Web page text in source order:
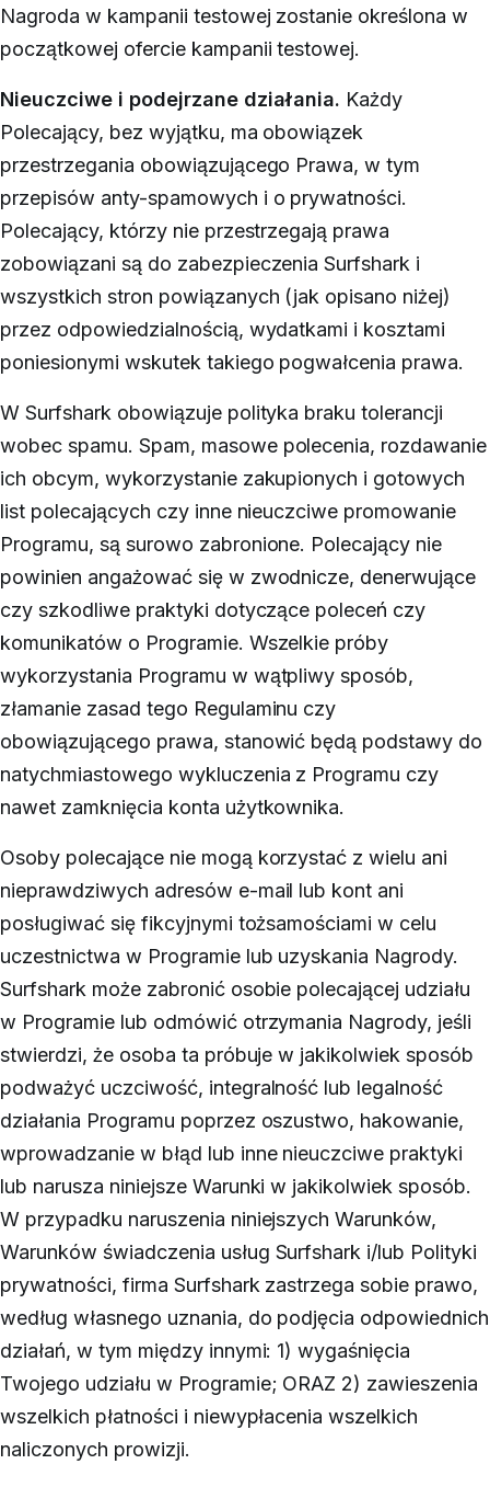
Nagroda w kampanii testowej zostanie określona w
początkowej ofercie kampanii testowej.
Nieuczciwe i podejrzane działania. Każdy
Polecający, bez wyjątku, ma obowiązek
przestrzegania obowiązującego Prawa, w tym
przepisów anty-spamowych i o prywatności.
Polecający, którzy nie przestrzegają prawa
zobowiązani są do zabezpieczenia Surfshark i
wszystkich stron powiązanych (jak opisano niżej)
przez odpowiedzialnością, wydatkami i kosztami
poniesionymi wskutek takiego pogwałcenia prawa.
W Surfshark obowiązuje polityka braku tolerancji
wobec spamu. Spam, masowe polecenia, rozdawanie
ich obcym, wykorzystanie zakupionych i gotowych
list polecających czy inne nieuczciwe promowanie
Programu, są surowo zabronione. Polecający nie
powinien angażować się w zwodnicze, denerwujące
czy szkodliwe praktyki dotyczące poleceń czy
komunikatów o Programie. Wszelkie próby
wykorzystania Programu w wątpliwy sposób,
złamanie zasad tego Regulaminu czy
obowiązującego prawa, stanowić będą podstawy do
natychmiastowego wykluczenia z Programu czy
nawet zamknięcia konta użytkownika.
Osoby polecające nie mogą korzystać z wielu ani
nieprawdziwych adresów e-mail lub kont ani
posługiwać się fikcyjnymi tożsamościami w celu
uczestnictwa w Programie lub uzyskania Nagrody.
Surfshark może zabronić osobie polecającej udziału
w Programie lub odmówić otrzymania Nagrody, jeśli
stwierdzi, że osoba ta próbuje w jakikolwiek sposób
podważyć uczciwość, integralność lub legalność
działania Programu poprzez oszustwo, hakowanie,
wprowadzanie w błąd lub inne nieuczciwe praktyki
lub narusza niniejsze Warunki w jakikolwiek sposób.
W przypadku naruszenia niniejszych Warunków,
Warunków świadczenia usług Surfshark i/lub Polityki
prywatności, firma Surfshark zastrzega sobie prawo,
według własnego uznania, do podjęcia odpowiednich
działań, w tym między innymi: 1) wygaśnięcia
Twojego udziału w Programie; ORAZ 2) zawieszenia
wszelkich płatności i niewypłacenia wszelkich
naliczonych prowizji.